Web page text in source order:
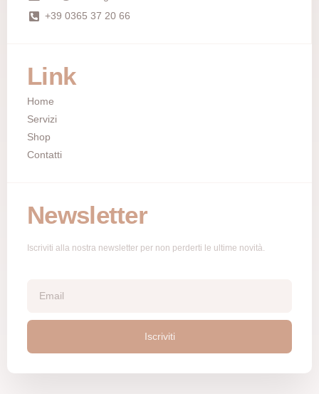
+39 0365 37 20 66
Link
Home
Servizi
Shop
Contatti
Newsletter
Iscriviti alla nostra newsletter per non perderti le ultime novità.
Iscriviti